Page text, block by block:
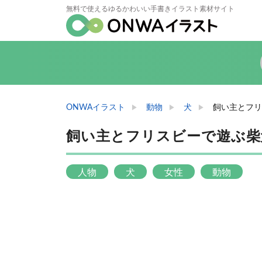
無料で使えるゆるかわいい手書きイラスト素材サイト
ONWAイラスト 動物 犬 飼い主とフ
飼い主とフリスビーで遊ぶ
人物 犬 女性 動物